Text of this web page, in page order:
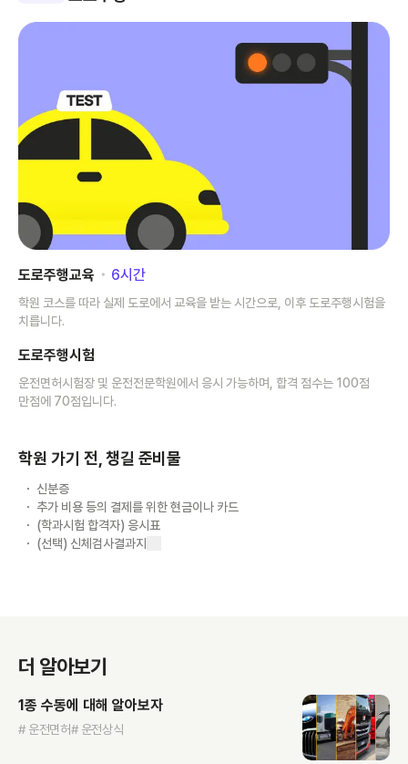
도로주행교육 ･ 6시간
학원 코스를 따라 실제 도로에서 교육을 받는 시간으로, 이후 도로주행시험을
치릅니다.
도로주행시험
운전면허시험장 및 운전전문학원에서 응시 가능하며, 합격 점수는 100점
만점에 70점입니다.
학원 가기 전, 챙길 준비물
신분증
추가 비용 등의 결제를 위한 현금이나 카드
(학과시험 합격자) 응시표
(선택) 신체검사결과지
더 알아보기
1종 수동에 대해 알아보자
# 운전면허# 운전상식